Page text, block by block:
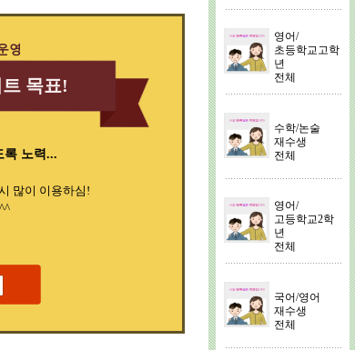
어/토익
학
목표!
록 노력...
많이 이용하심!
영어/
초등학교고학
년
전체
수학/논술
재수생
전체
영어/
고등학교2학
년
전체
국어/영어
재수생
전체